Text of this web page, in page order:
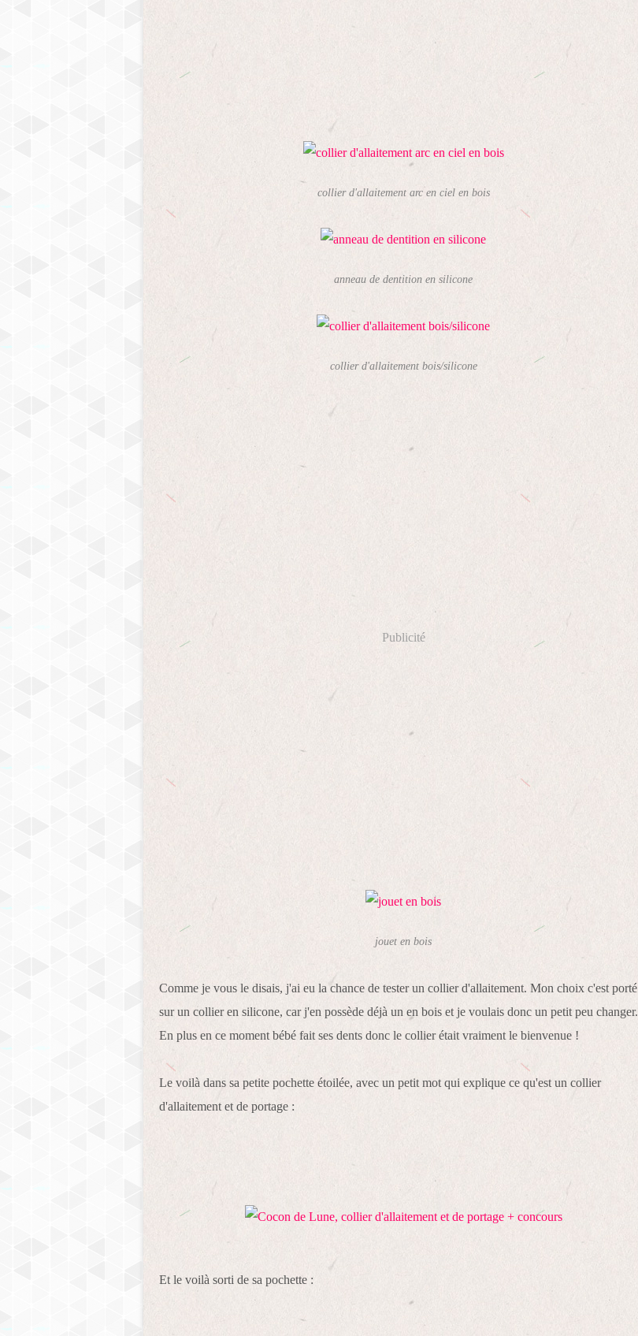
collier d'allaitement arc en ciel en bois
anneau de dentition en silicone
collier d'allaitement bois/silicone
Publicité
jouet en bois
Comme je vous le disais, j'ai eu la chance de tester un collier d'allaitement. Mon choix c'est porté
sur un collier en silicone, car j'en possède déjà un en bois et je voulais donc un petit peu changer.
En plus en ce moment bébé fait ses dents donc le collier était vraiment le bienvenue !
Le voilà dans sa petite pochette étoilée, avec un petit mot qui explique ce qu'est un collier
d'allaitement et de portage :
Et le voilà sorti de sa pochette :